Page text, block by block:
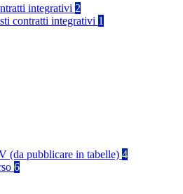
integrativi 2
contratti integrativi 1
(da pubblicare in tabelle) 4
6